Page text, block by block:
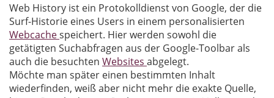
Web History ist ein Protokolldienst von Google, der die
Surf-Historie eines Users in einem personalisierten
Webcachespeichert. Hier werden sowohl die
getätigten Suchabfragen aus der Google-Toolbar als
auch die besuchten Websites abgelegt.
Möchte man später einen bestimmten Inhalt
wiederfinden, weiß aber nicht mehr die exakte Quelle,